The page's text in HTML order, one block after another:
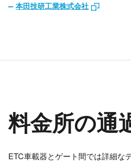
本田技研工業株式会社
料金所の通
ETC車載器とゲート間では詳細な